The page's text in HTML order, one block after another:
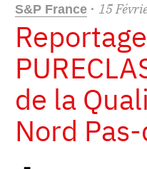
S&P France · 15
de la
Nord